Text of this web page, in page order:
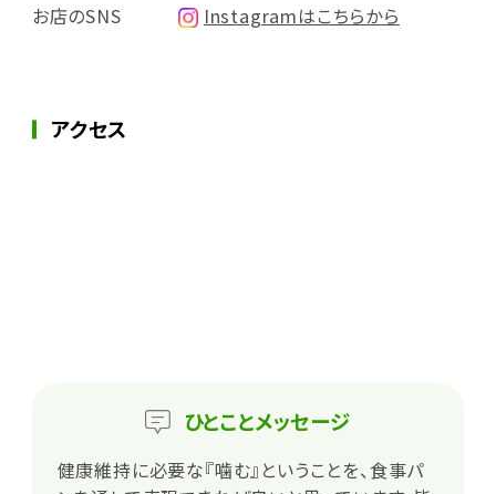
お店のSNS Instagramはこちらから
アクセス
ひとことメッセージ
健康維持に必要な『噛む』ということを、食事パ